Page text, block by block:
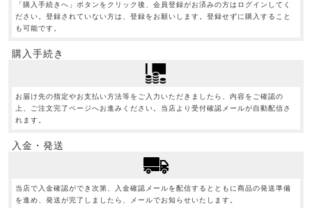
「購入手続きへ」ボタンをクリック後、会員登録がお済みの方はログインしてく
ださい。登録されていない方は、登録をお願いします。登録せずに購入すること
も可能です。
購入手続き
お届け先の指定やお支払い方法等をご入力いただきましたら、内容をご確認の
上、ご注文完了ページへお進みください。当店より受付確認メールが自動配信さ
れます。
入金・発送
当店で入金確認ができ次第、入金確認メールを配信するとともに商品の発送準備
を進め、発送が完了しましたら、メールでお知らせいたします。